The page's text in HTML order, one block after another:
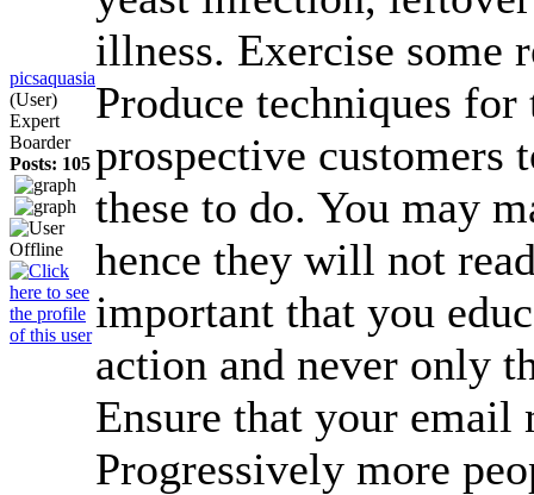
picsaquasia
(User)
Expert
Boarder
Posts: 105
illness. Exercise some
Produce techniques
prospective customers
these to do. You may
hence they will not
important that you
action and never only
Ensure that your email
Progressively more